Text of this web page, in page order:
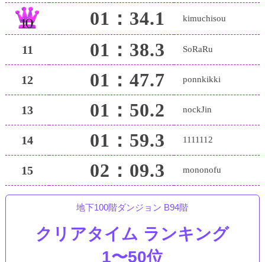
01：34.1 kimuchisou
11 01：38.3 SoRaRu
12 01：47.7 ponnkikki
13 01：50.2 nockJin
14 01：59.3 1111112
15 02：09.3 mononofu
地下100階ダンジョン B94階
クリアタイム ランキング
1〜50位